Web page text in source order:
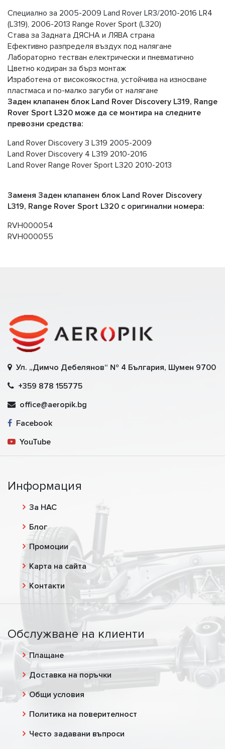
Специално за 2005-2009 Land Rover LR3/2010-2016 LR4
(L319), 2006-2013 Range Rover Sport (L320)
Става за Задната ДЯСНА и ЛЯВА страна
Ефективно разпределя въздух под налягане
Лабораторно тестван електрически и пневматично
Цветно кодиран за бърз монтаж
Изработена от високоякостна, устойчива на износване
пластмаса и по-малко загуби от налягане
Заден клапанен блок Land Rover Discovery L319, Range
Rover Sport L320 може да се монтира на следните
превозни средства:
Land Rover Discovery 3 L319 2005-2009
Land Rover Discovery 4 L319 2010-2016
Land Rover Range Rover Sport L320 2010-2013
Заменя Заден клапанен блок Land Rover Discovery
L319, Range Rover Sport L320 с оригинални номера:
RVH000054
RVH000055
Ул. „Димчо Дебелянов“ № 4 България, Шумен 9700
+359 878 155775
office@aeropik.bg
Facebook
YouTube
Информация
За НАС
Блог
Промоции
Карта на сайта
Контакти
Обслужване на клиенти
Плащане
Доставка на поръчки
Общи условия
Политика на поверителност
Често задавани въпроси